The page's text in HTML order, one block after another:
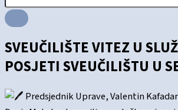
SVEUČILIŠTE VITEZ U
POSJETI SVEUČILIŠTU U
Predsjednik Uprave, Valentin